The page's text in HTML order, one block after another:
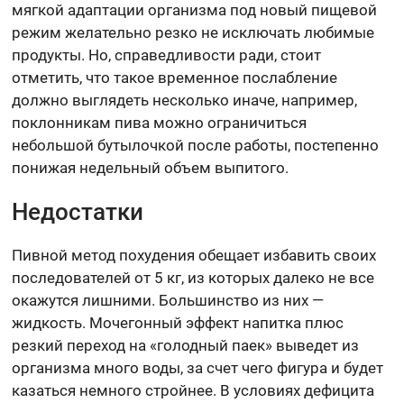
мягкой адаптации организма под новый пищевой
режим желательно резко не исключать любимые
продукты. Но, справедливости ради, стоит
отметить, что такое временное послабление
должно выглядеть несколько иначе, например,
поклонникам пива можно ограничиться
небольшой бутылочкой после работы, постепенно
понижая недельный объем выпитого.
Недостатки
Пивной метод похудения обещает избавить своих
последователей от 5 кг, из которых далеко не все
окажутся лишними. Большинство из них —
жидкость. Мочегонный эффект напитка плюс
резкий переход на «голодный паек» выведет из
организма много воды, за счет чего фигура и будет
казаться немного стройнее. В условиях дефицита